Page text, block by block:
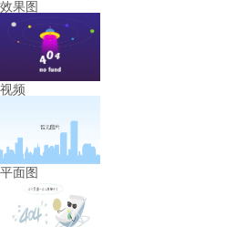
效果图
视频
平面图